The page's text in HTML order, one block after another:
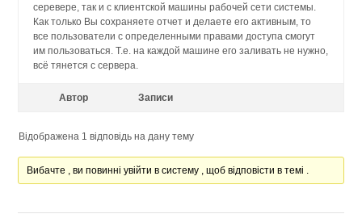
серевере, так и с клиентской машины рабочей сети системы.
Как только Вы сохраняете отчет и делаете его активным, то
все пользователи с определенными правами доступа смогут
им пользоваться. Т.е. на каждой машине его заливать не нужно,
всё тянется с сервера.
Автор Записи
Відображена 1 відповідь на дану тему
Вибачте , ви повинні увійти в систему , щоб відповісти в темі .